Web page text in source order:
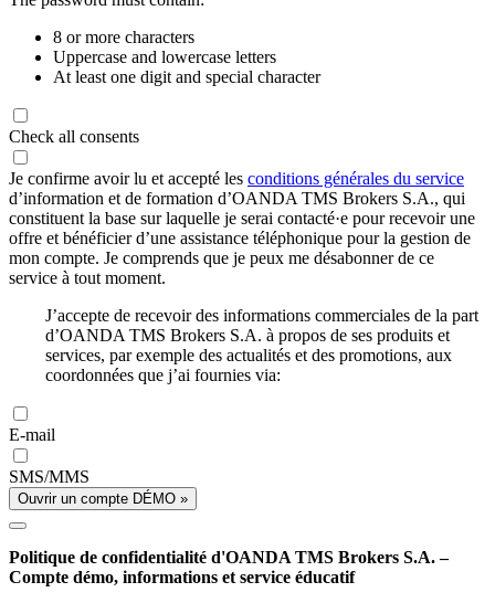
8 or more characters
Uppercase and lowercase letters
At least one digit and special character
Check all consents
Je confirme avoir lu et accepté les conditions générales du service
d’information et de formation d’OANDA TMS Brokers S.A., qui
constituent la base sur laquelle je serai contacté·e pour recevoir une
offre et bénéficier d’une assistance téléphonique pour la gestion de
mon compte. Je comprends que je peux me désabonner de ce
service à tout moment.
J’accepte de recevoir des informations commerciales de la part
d’OANDA TMS Brokers S.A. à propos de ses produits et
services, par exemple des actualités et des promotions, aux
coordonnées que j’ai fournies via:
E-mail
SMS/MMS
Ouvrir un compte DÉMO »
Politique de confidentialité d'OANDA TMS Brokers S.A. –
Compte démo, informations et service éducatif